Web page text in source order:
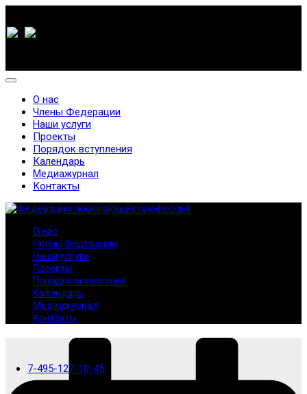
7-495-127-10-45
О нас
Члены Федерации
Наши услуги
Проекты
Порядок вступления
Календарь
Медиажурнал
Контакты
О нас
Члены Федерации
Наши услуги
Проекты
Порядок вступления
Календарь
Медиажурнал
Контакты